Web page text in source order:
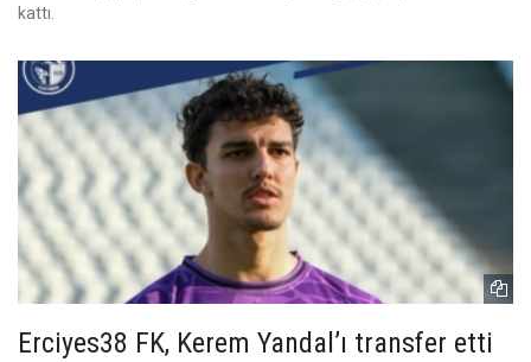
kattı.
Erciyes38 FK, Kerem Yandal’ı transfer etti